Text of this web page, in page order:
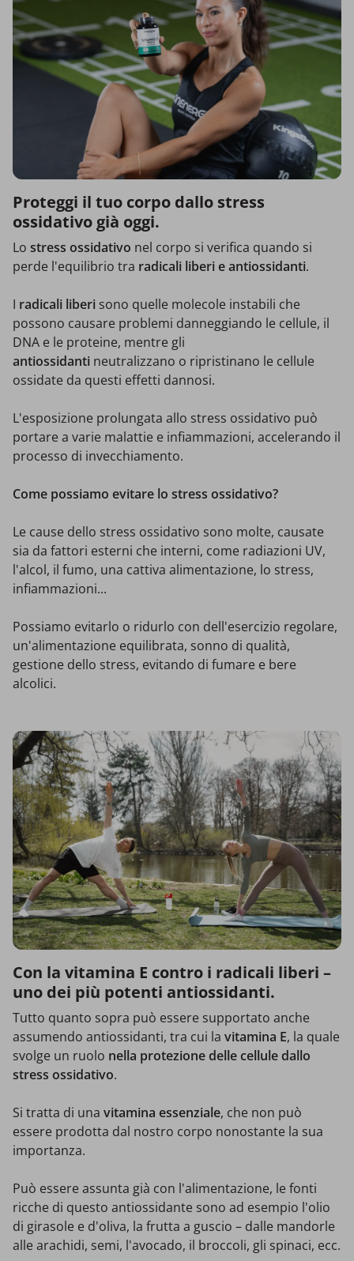
Proteggi il tuo corpo dallo stress
ossidativo già oggi.
Lo stress ossidativo nel corpo si verifica quando si
perde l'equilibrio tra radicali liberi e antiossidanti.
I radicali liberi sono quelle molecole instabili che
possono causare problemi danneggiando le cellule, il
DNA e le proteine, mentre gli
antiossidanti neutralizzano o ripristinano le cellule
ossidate da questi effetti dannosi.
L'esposizione prolungata allo stress ossidativo può
portare a varie malattie e infiammazioni, accelerando il
processo di invecchiamento.
Come possiamo evitare lo stress ossidativo?
Le cause dello stress ossidativo sono molte, causate
sia da fattori esterni che interni, come radiazioni UV,
l'alcol, il fumo, una cattiva alimentazione, lo stress,
infiammazioni...
Possiamo evitarlo o ridurlo con dell'esercizio regolare,
un'alimentazione equilibrata, sonno di qualità,
gestione dello stress, evitando di fumare e bere
alcolici.
Con la vitamina E contro i radicali liberi –
uno dei più potenti antiossidanti.
Tutto quanto sopra può essere supportato anche
assumendo antiossidanti, tra cui la vitamina E, la quale
svolge un ruolo nella protezione delle cellule dallo
stress ossidativo.
Si tratta di una vitamina essenziale, che non può
essere prodotta dal nostro corpo nonostante la sua
importanza.
Può essere assunta già con l'alimentazione, le fonti
ricche di questo antiossidante sono ad esempio l'olio
di girasole e d'oliva, la frutta a guscio – dalle mandorle
alle arachidi, semi, l'avocado, il broccoli, gli spinaci, ecc.